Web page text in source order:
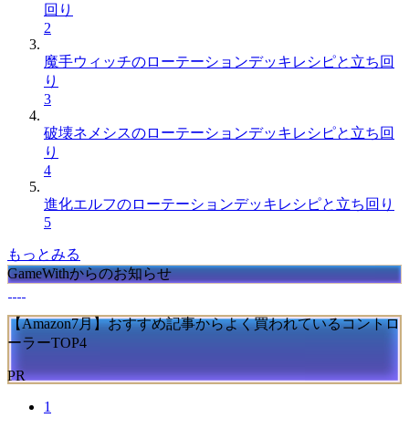
回り
2
魔手ウィッチのローテーションデッキレシピと立ち回
り
3
破壊ネメシスのローテーションデッキレシピと立ち回
り
4
進化エルフのローテーションデッキレシピと立ち回り
5
もっとみる
GameWithからのお知らせ
【Amazon7月】おすすめ記事からよく買われているコントロ
ーラーTOP4
PR
1